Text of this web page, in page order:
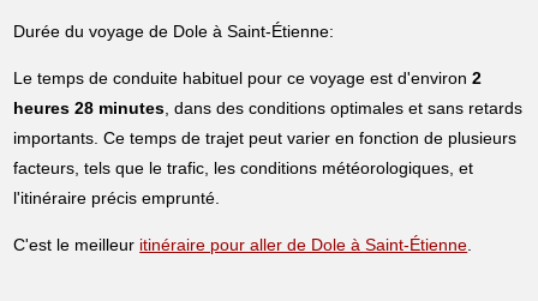
Durée du voyage de Dole à Saint-Étienne:
Le temps de conduite habituel pour ce voyage est d'environ2
heures 28 minutes, dans des conditions optimales et sans retards
importants. Ce temps de trajet peut varier en fonction de plusieurs
facteurs, tels que le trafic, les conditions météorologiques, et
l'itinéraire précis emprunté.
C'est le meilleur itinéraire pour aller de Dole à Saint-Étienne.